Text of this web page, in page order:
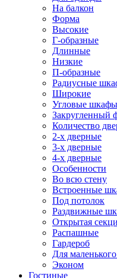
На балкон
Форма
Высокие
Г-образные
Длинные
Низкие
П-образные
Радиусные
Широкие
Угловые
Закругленный
Количество
2-х дверные
3-х дверные
4-х дверные
Особенности
Во всю стену
Встроенные
Под потолок
Раздвижные
Открытая
Распашные
Гардероб
Для
Эконом
Гостиные